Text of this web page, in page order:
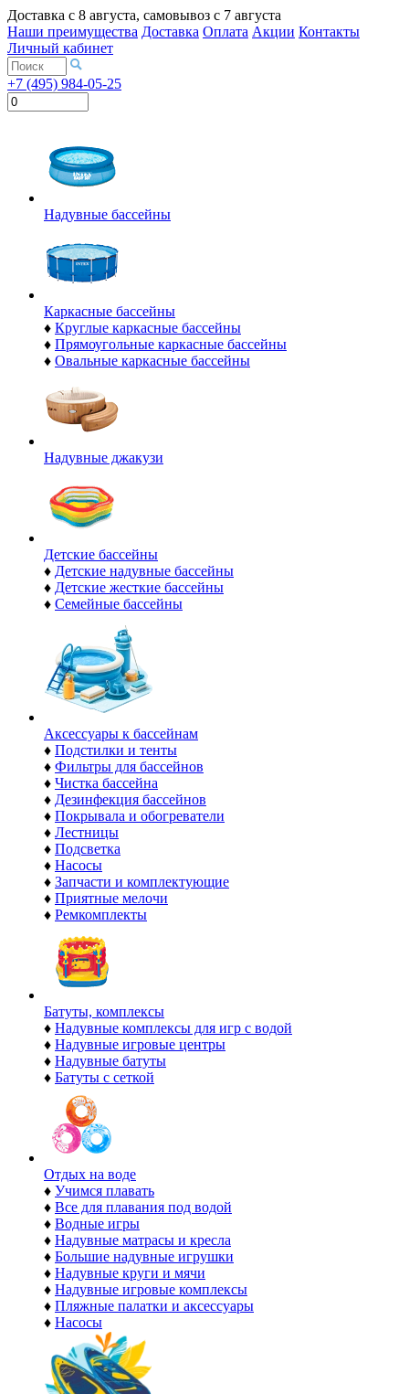
Доставка с 8 августа, самовывоз с 7 августа
Наши преимущества Доставка Оплата Акции Контакты
Личный кабинет
+7 (495) 984-05-25
Надувные бассейны
Каркасные бассейны
♦ Круглые каркасные бассейны
♦ Прямоугольные каркасные бассейны
♦ Овальные каркасные бассейны
Надувные джакузи
Детские бассейны
♦ Детские надувные бассейны
♦ Детские жесткие бассейны
♦ Семейные бассейны
Аксессуары к бассейнам
♦ Подстилки и тенты
♦ Фильтры для бассейнов
♦ Чистка бассейна
♦ Дезинфекция бассейнов
♦ Покрывала и обогреватели
♦ Лестницы
♦ Подсветка
♦ Насосы
♦ Запчасти и комплектующие
♦ Приятные мелочи
♦ Ремкомплекты
Батуты, комплексы
♦ Надувные комплексы для игр с водой
♦ Надувные игровые центры
♦ Надувные батуты
♦ Батуты с сеткой
Отдых на воде
♦ Учимся плавать
♦ Все для плавания под водой
♦ Водные игры
♦ Надувные матрасы и кресла
♦ Большие надувные игрушки
♦ Надувные круги и мячи
♦ Надувные игровые комплексы
♦ Пляжные палатки и аксессуары
♦ Насосы